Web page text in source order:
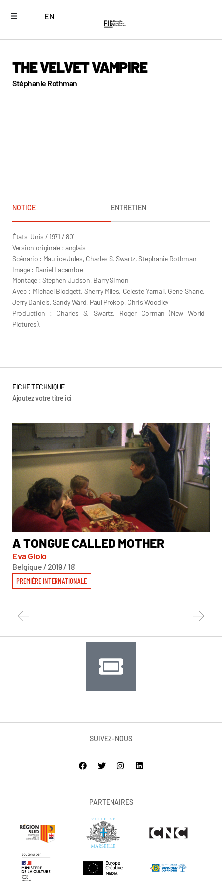
EN
THE VELVET VAMPIRE
Stéphanie Rothman
NOTICE ENTRETIEN
États-Unis / 1971 / 80’
Version originale : anglais
Scénario : Maurice Jules, Charles S. Swartz, Stephanie Rothman
Image : Daniel Lacambre
Montage : Stephen Judson, Barry Simon
Avec : Michael Blodgett, Sherry Miles, Celeste Yarnall, Gene Shane,
Jerry Daniels, Sandy Ward, Paul Prokop, Chris Woodley
Production : Charles S. Swartz, Roger Corman (New World
Pictures).
FICHE TECHNIQUE
Ajoutez votre titre ici
A TONGUE CALLED MOTHER
Eva Giolo
Belgique / 2019 / 18'
PREMIÈRE INTERNATIONALE
SUIVEZ-NOUS
PARTENAIRES